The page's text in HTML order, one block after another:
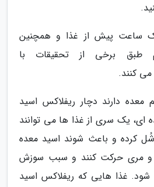
ساعت پیش از غذا و همچنین
طبق برخی از تحقیقات با
می کنند.
معده دارند دچار ریفلاکس اسید
ای، یک سری از غذا ها می توانند
کرده و باعث شوند اسید معده
و مری حرکت کنند و سبب سوزش
غذا هایی که ریفلاکس اسید